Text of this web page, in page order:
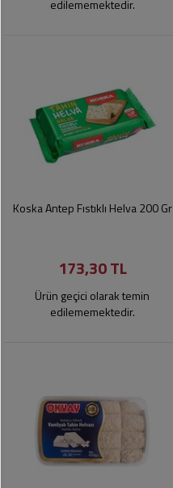
edilememektedir.
Koska Antep Fıstıklı Helva 200 Gr
173,30 TL
Ürün geçici olarak temin
edilememektedir.